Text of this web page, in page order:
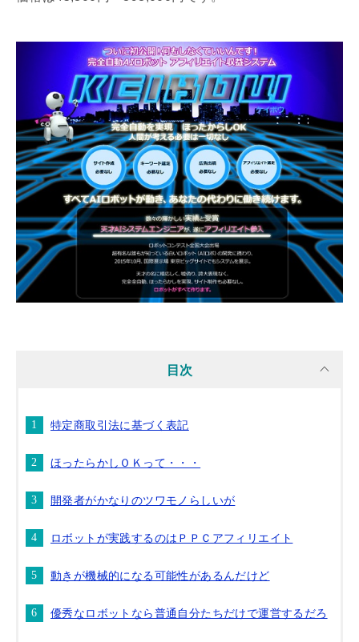
目次
特定商取引法に基づく表記
ほったらかしＯＫって・・・
開発者がかなりのツワモノらしいが
ロボットが実践するのはＰＰＣアフィリエイト
動きが機械的になる可能性があるんだけど
優秀なロボットなら普通自分たちだけで運営するだろ